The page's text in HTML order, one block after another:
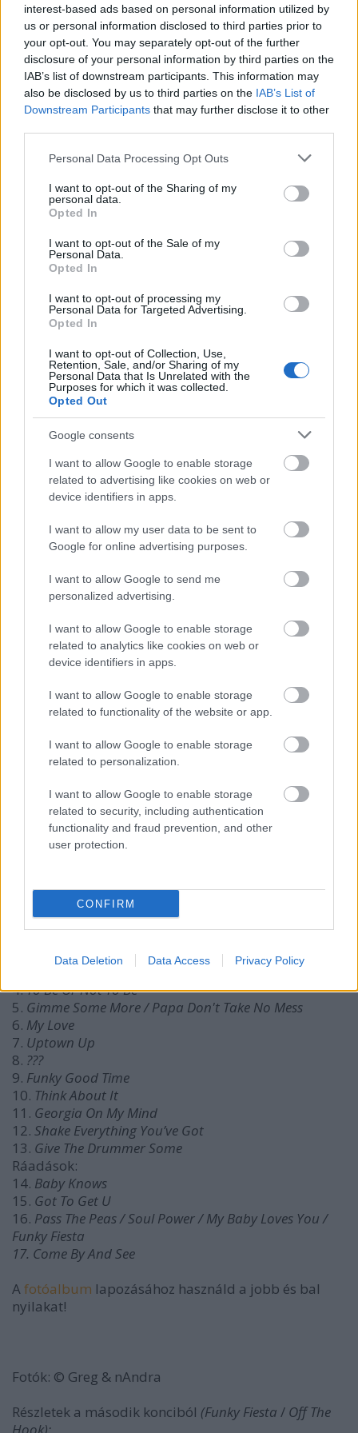
interest-based ads based on personal information utilized by
us or personal information disclosed to third parties prior to
your opt-out. You may separately opt-out of the further
disclosure of your personal information by third parties on the
IAB’s list of downstream participants. This information may
also be disclosed by us to third parties on the IAB’s List of
Downstream Participants that may further disclose it to other
Please note that this website/app uses one or more Google
not limited to your visit or usage behaviour. You may click to
grant or deny consent to Google and its third-party tags to
use your data for below specified purposes in below Google
consent section.
Personal Data Processing Opt Outs
I want to opt-out of the Sharing of my
personal data.
Opted In
I want to opt-out of the Sale of my
Personal Data.
Opted In
I want to opt-out of processing my
Personal Data for Targeted Advertising.
Opted In
I want to opt-out of Collection, Use,
Retention, Sale, and/or Sharing of my
Personal Data that Is Unrelated with the
Purposes for which it was collected.
Opted Out
Google consents
I want to allow Google to enable storage
related to advertising like cookies on web or
device identifiers in apps.
I want to allow my user data to be sent to
Google for online advertising purposes.
I want to allow Google to send me
personalized advertising.
I want to allow Google to enable storage
related to analytics like cookies on web or
device identifiers in apps.
I want to allow Google to enable storage
related to functionality of the website or app.
I want to allow Google to enable storage
related to personalization.
I want to allow Google to enable storage
related to security, including authentication
functionality and fraud prevention, and other
user protection.
CONFIRM
Data Deletion Data Access Privacy Policy
során ne mondanák ki a stílus nevét ennyiszer és
ilyen gyakran:„funk, funky, funk, funky”... A balkezes
Jamal Thomas egy feszes dobszólóval fejezte be
Gretsch-szerkóján az első felvonást. A kötelező
ráadásban négy nóta csendült fel, köztük egy
frenetikus medley-vel és egyCandy Dulferrelközös
örömzenéléssel, aki ezúttal az egész együttesével
jelent meg újra a színpadon. A show végénMaceo
hálás köszönetet mondott saját és
hangmérnököknek, a helyi szervezőknek és még a
buszsofőröknek is... A koncert éjjel háromnegyed
egykor ért véget, ekkor csendesült el teljesen a
veszprémi vár és a belváros. Valószínűleg még
sokáig emlegetni fogjuk ezt a két nagyszerű
előadást!„We love you!”
A banda:
Ron Tooley - trombita
Dennis Rollins- harsona
Will Boulware- billentyűk
Bruno Speight- gitár
Rodney „Skeet” Curtis- basszusgitár
Martha High- háttérvokál & ének
Neta Hall- háttérvokál
Vendégművészek:
Chance Howard- ének
A repertoár:
1.Funky Fiesta
Off The Hook
4.To Be Or Not To Be
5. Gimme Some More / Papa Don't Take No Mess
6. My Love
7. Uptown Up
8. ???
9. Funky Good Time
10. Think About It
11. Georgia On My Mind
12. Shake Everything You’ve Got
13. Give The Drummer Some
Ráadások:
14. Baby Knows
15. Got To Get U
16. Pass The Peas / Soul Power / My Baby Loves You /
Funky Fiesta
17. Come By And See
A fotóalbum lapozásához használd a jobb és bal
nyilakat!
Fotók: © Greg & nAndra
Részletek a második konciból (Funky Fiesta / Off The
Hook):